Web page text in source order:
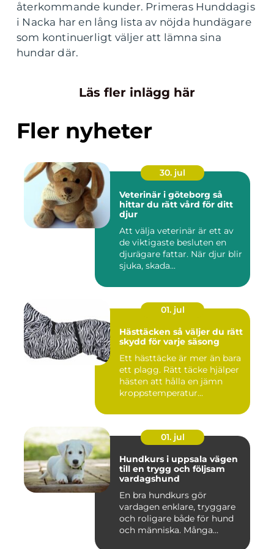
återkommande kunder. Primeras Hunddagis
i Nacka har en lång lista av nöjda hundägare
som kontinuerligt väljer att lämna sina
hundar där.
Läs fler inlägg här
Fler nyheter
30. jul
Veterinär i göteborg så
hittar du rätt vård för ditt
djur
Att välja veterinär är ett av
de viktigaste besluten en
djurägare fattar. När djur blir
sjuka, skada...
01. jul
Hästtäcken så väljer du rätt
skydd för varje säsong
Ett hästtäcke är mer än bara
ett plagg. Rätt täcke hjälper
hästen att hålla en jämn
kroppstemperatur...
01. jul
Hundkurs i uppsala vägen
till en trygg och följsam
vardagshund
En bra hundkurs gör
vardagen enklare, tryggare
och roligare både för hund
och människa. Många